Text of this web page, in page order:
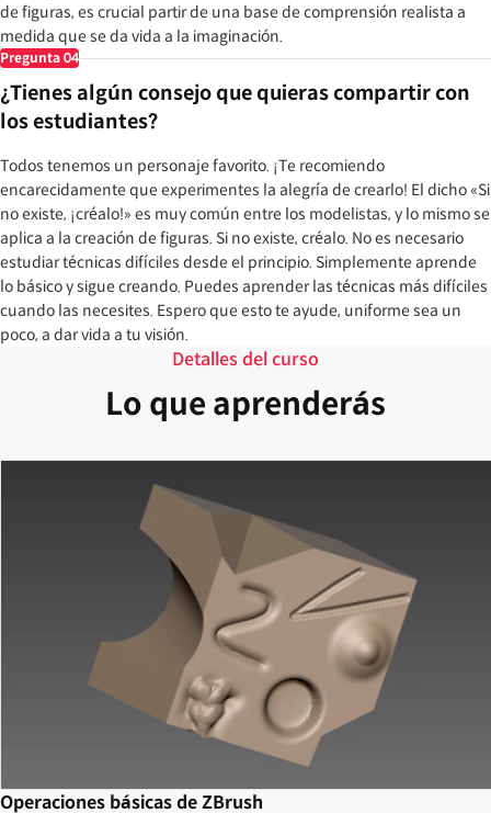
de figuras, es crucial partir de una base de comprensión realista a
medida que se da vida a la imaginación.
Pregunta 04
¿Tienes algún consejo que quieras compartir con
los estudiantes?
Todos tenemos un personaje favorito. ¡Te recomiendo
encarecidamente que experimentes la alegría de crearlo! El dicho «Si
no existe, ¡créalo!» es muy común entre los modelistas, y lo mismo se
aplica a la creación de figuras. Si no existe, créalo. No es necesario
estudiar técnicas difíciles desde el principio. Simplemente aprende
lo básico y sigue creando. Puedes aprender las técnicas más difíciles
cuando las necesites. Espero que esto te ayude, uniforme sea un
poco, a dar vida a tu visión.
Detalles del curso
Lo que aprenderás
Operaciones básicas de ZBrush